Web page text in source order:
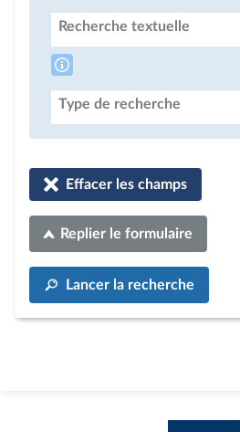
Recherche textuelle
Type de recherche
Effacer les champs
Replier le formulaire
Lancer la recherche